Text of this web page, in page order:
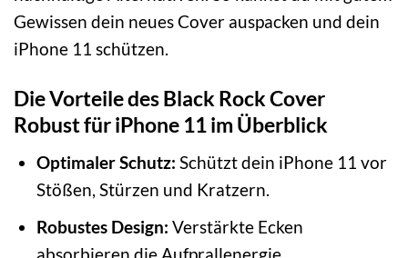
Gewissen dein neues Cover auspacken und dein
iPhone 11 schützen.
Die Vorteile des Black Rock Cover
Robust für iPhone 11 im Überblick
Optimaler Schutz: Schützt dein iPhone 11 vor
Stößen, Stürzen und Kratzern.
Robustes Design: Verstärkte Ecken